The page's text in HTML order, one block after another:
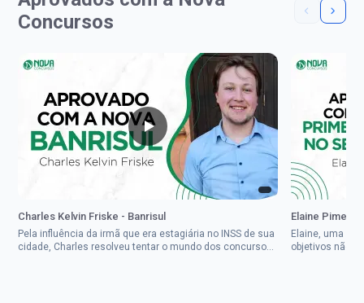
Concursos
Charles Kelvin Friske - Banrisul
Pela influência da irmã que era estagiária no INSS de sua
cidade, Charles resolveu tentar o mundo dos concursos
Elaine
Elaine, uma
objetivos não